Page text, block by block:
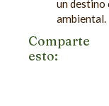
un destino
ambiental.
Comparte
esto: